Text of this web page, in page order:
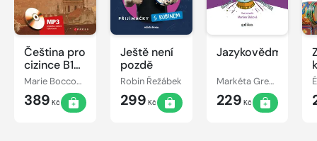
Čeština pro
cizince B1
+cvičebniceMarie Boccou Kestřánková, Gabriela Šnaidaufová, Kateřina Kopicová
389 Kč
Ještě není
pozdě
Robin Řežábek
299 Kč
Jazykovědma
Markéta Gregorová
229 Kč